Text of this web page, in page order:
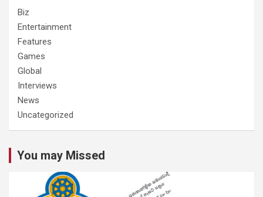
Biz
Entertainment
Features
Games
Global
Interviews
News
Uncategorized
You may Missed